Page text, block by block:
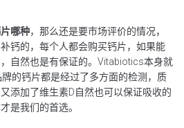
哪种，那么还是要市场评价的情况，
钙的，每个人都会购买钙片，如果能
自然也是有保证的。Vitabiotics本身就
的钙片都是经过了多方面的检测，质
添加了维生素D自然也可以保证吸收的
是我们的首选。